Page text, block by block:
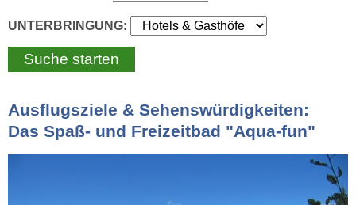
UNTERBRINGUNG:
Ausflugsziele & Sehenswürdigkeiten:
Das Spaß- und Freizeitbad "Aqua-fun"